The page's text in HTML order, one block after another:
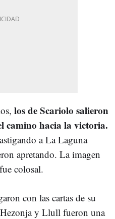
los de Scariolo salieron
camino hacia la victoria.
a La Laguna
apretando. La imagen
colosal.
con las cartas de su
y Llull fueron una